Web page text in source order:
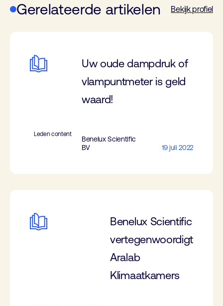
Gerelateerde artikelen Bekijk profiel
Uw oude dampdruk of
vlampuntmeter is geld
waard!
Leden content
Benelux Scientific
BV
19 juli 2022
Benelux Scientific
vertegenwoordigt
Aralab
Klimaatkamers